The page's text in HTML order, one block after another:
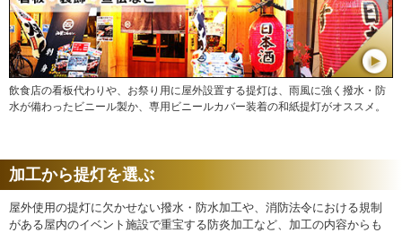
飲食店の看板代わりや、お祭り用に屋外設置する提灯は、雨風に強く撥水・防
水が備わったビニール製か、専用ビニールカバー装着の和紙提灯がオススメ。
加工から提灯を選ぶ
屋外使用の提灯に欠かせない撥水・防水加工や、消防法令における規制
がある屋内のイベント施設で重宝する防炎加工など、加工の内容からも